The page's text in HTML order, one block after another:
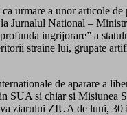
urmare a unor articole de
Jurnalul National –
ingrijorare” a
straine lui, grupate
de aparare a
SUA si chiar si Misiunea
ziarului ZIUA de luni,